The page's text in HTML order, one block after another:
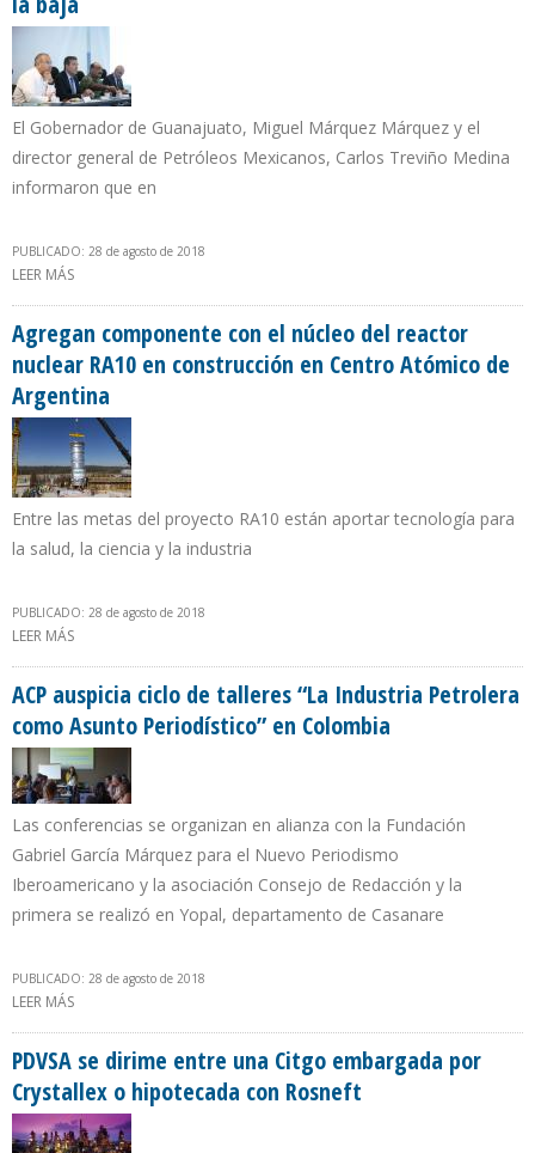
El Gobernador de Guanajuato, Miguel Márquez Márquez y el
director general de Petróleos Mexicanos, Carlos Treviño Medina
informaron que en
PUBLICADO: 28 de agosto de 2018
LEER MÁS
Agregan componente con el núcleo del reactor
nuclear RA10 en construcción en Centro Atómico de
Argentina
Entre las metas del proyecto RA10 están aportar tecnología para
la salud, la ciencia y la industria
PUBLICADO: 28 de agosto de 2018
LEER MÁS
ARGENTINA
ACP auspicia ciclo de talleres “La Industria Petrolera
como Asunto Periodístico” en Colombia
Las conferencias se organizan en alianza con la Fundación
Gabriel García Márquez para el Nuevo Periodismo
Iberoamericano y la asociación Consejo de Redacción y la
primera se realizó en Yopal, departamento de Casanare
PUBLICADO: 28 de agosto de 2018
LEER MÁS
PDVSA se dirime entre una Citgo embargada por
Crystallex o hipotecada con Rosneft